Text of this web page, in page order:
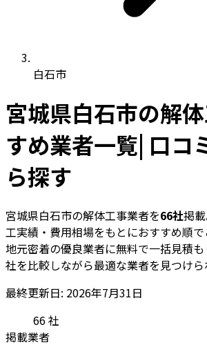
白石市
宮城県白石市の解
すめ業者一覧| 口コ
ら探す
宮城県白石市の解体工事業者を66社掲
工実績・費用相場をもとにおすすめ順で
地元密着の優良業者に無料で一括見積
社を比較しながら最適な業者を見つけら
最終更新日: 2026年7月31日
66社
掲載業者